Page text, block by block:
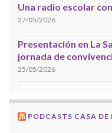
Una radio escolar
27/05/2026
Presentación en La
jornada de
25/05/2026
PODCASTS CASA DE